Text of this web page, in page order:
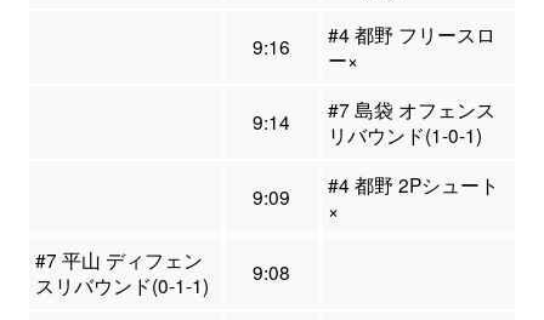
9:16
#4 都野 フリースロ
ー×
9:14
#7 島袋 オフェンス
リバウンド(1-0-1)
9:09
#4 都野 2Pシュート
×
#7 平山 ディフェン
スリバウンド(0-1-1)
9:08